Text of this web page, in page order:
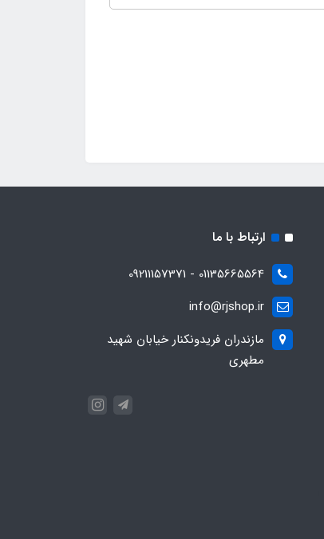
ارتباط با ما
01135665564 - 09211157371
info@rjshop.ir
مازندران فریدونکنار خیابان شهید
مطهری